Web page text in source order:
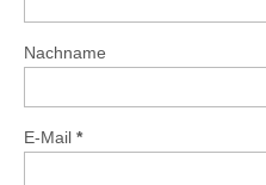
Nachname
E-Mail *